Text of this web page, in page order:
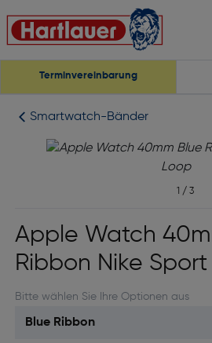
Terminvereinbarung
Smartwatch-Bänder
1 / 3
Apple Watch
Ribbon Nike
Bitte wählen Sie Ihre Optionen aus